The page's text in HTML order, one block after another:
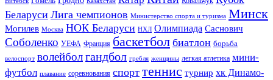
Беларуси Лига чемпионов Министерство спорта и туризма Минск
Могилев Москва НОК Беларуси НХЛ Олимпиада Саснович
Соболенко УЕФА Франция баскетбол биатлон борьба
велоспорт волейболгандбол гребля женщины легкая атлетика мини-
футбол плавание соревнования спорт теннис турнир хк Динамо-